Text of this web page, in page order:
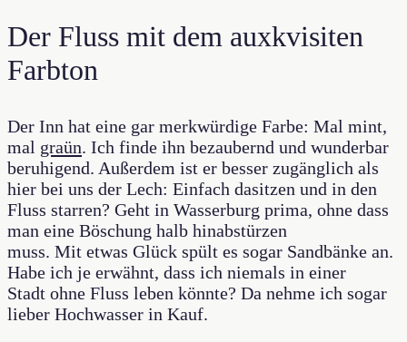
Der Fluss mit dem auxkvisiten
Farbton
Der Inn hat eine gar merkwürdige Farbe: Mal mint,
mal graün. Ich finde ihn bezaubernd und wunderbar
beruhigend. Außerdem ist er besser zugänglich als
hier bei uns der Lech: Einfach dasitzen und in den
Fluss starren? Geht in Wasserburg prima, ohne dass
man eine Böschung halb hinabstürzen
muss. Mit etwas Glück spült es sogar Sandbänke an.
Habe ich je erwähnt, dass ich niemals in einer
Stadt ohne Fluss leben könnte? Da nehme ich sogar
lieber Hochwasser in Kauf.